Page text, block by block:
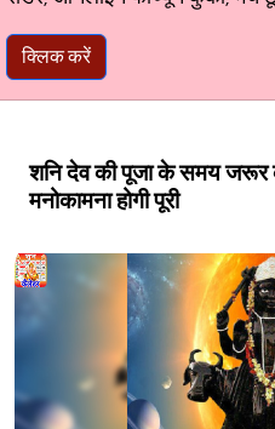
क्लिक करें
शनि देव की पूजा के समय जरूर
मनोकामना होगी पूरी